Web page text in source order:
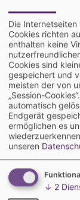
ebenso wie
Sciences,
Wir freuen uns
gemeinsam mit
Werbekunden
www.laborjournal.de
Die
Cookies richten
enthalten keine
Cookies sind
gespeichert und
meisten der von
„Session-
automatisch
Endgerät
ermöglichen es
unseren
↓ 2